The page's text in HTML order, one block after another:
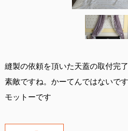
縫製の依頼を頂いた天蓋の取付完
素敵ですね。かーてんではないで
モットーです